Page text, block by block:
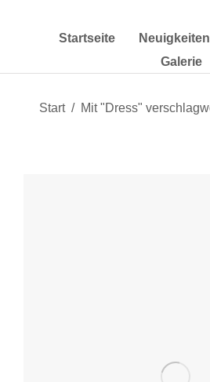
Startseite Neuigkeiten
Galerie
Sie befinden sich hier:
Start Mit "Dress"